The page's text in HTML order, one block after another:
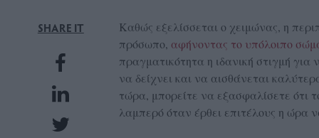
SHARE IT
Καθώς εξελίσσεται ο χειμώνας, η
πρόσωπο, αφήνοντας το υπόλοιπο
πραγματικότητα η ιδανική στιγμή
να δείχνει και να αισθάνεται
τώρα, μπορείτε να εξασφαλίσετε ότι
λαμπερό όταν έρθει επιτέλους η ώρα